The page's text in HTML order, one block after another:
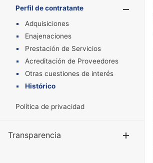
Perfil de contratante
Adquisiciones
Enajenaciones
Prestación de Servicios
Acreditación de Proveedores
Otras cuestiones de interés
Histórico
Política de privacidad
Transparencia